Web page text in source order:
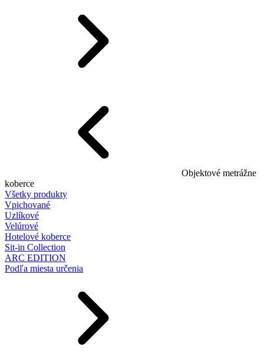
Objektové metrážne
koberce
Všetky produkty
Vpichované
Uzlíkové
Velúrové
Hotelové koberce
Sit-in Collection
ARC EDITION
Podľa miesta určenia